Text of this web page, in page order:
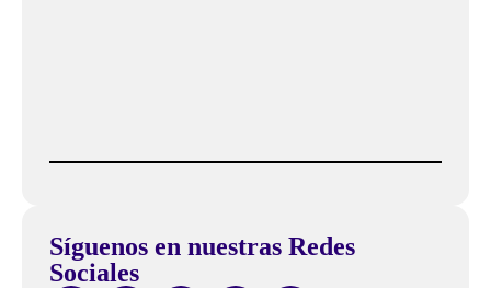
Síguenos en nuestras Redes
Sociales